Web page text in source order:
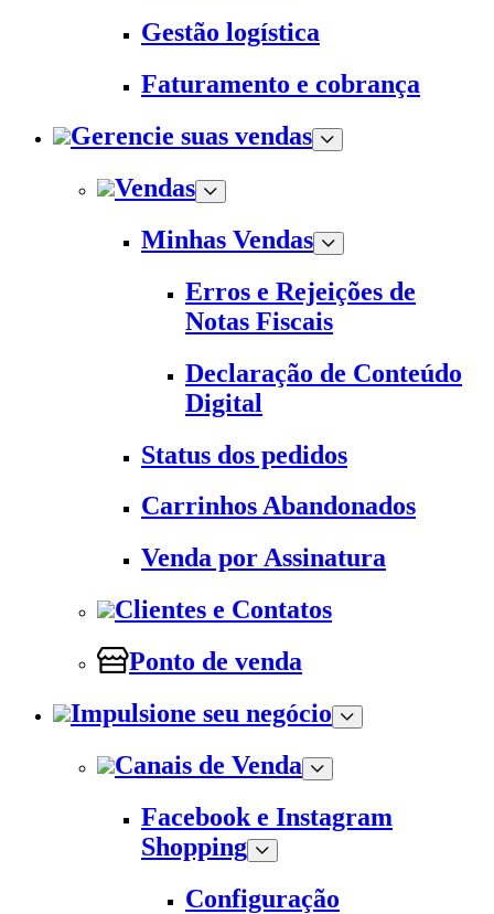
Gestão logística
Faturamento e cobrança
Gerencie suas vendas
Vendas
Minhas Vendas
Erros e Rejeições de
Notas Fiscais
Declaração de Conteúdo
Digital
Status dos pedidos
Carrinhos Abandonados
Venda por Assinatura
Clientes e Contatos
Ponto de venda
Impulsione seu negócio
Canais de Venda
Facebook e Instagram
Shopping
Configuração